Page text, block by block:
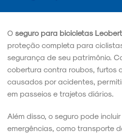
O seguro para bicicletas
proteção completa para
segurança de seu patrimônio.
cobertura contra roubos, furtos
causados por acidentes,
em passeios e trajetos diários.
Além disso, o seguro pode
emergências, como transporte